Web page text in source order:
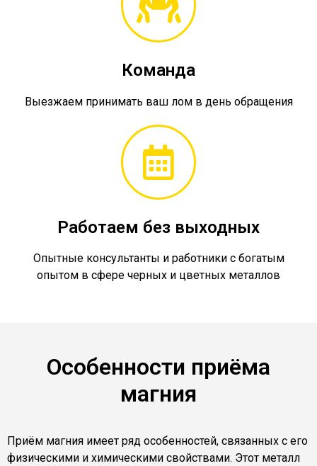
Команда
Выезжаем принимать ваш лом в день обращения
Работаем без выходных
Опытные консультанты и работники с богатым
опытом в сфере черных и цветных металлов
Особенности приёма
магния
Приём магния имеет ряд особенностей, связанных с его
физическими и химическими свойствами. Этот металл